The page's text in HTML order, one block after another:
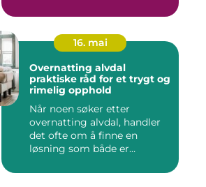
16. mai
Overnatting alvdal
praktiske råd for et trygt og
rimelig opphold
Når noen søker etter
overnatting alvdal, handler
det ofte om å finne en
løsning som både er